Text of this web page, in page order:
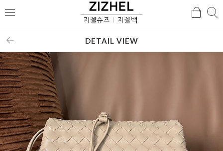
메
검
DETAIL VIEW